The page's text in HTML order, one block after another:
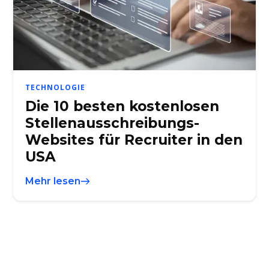
TECHNOLOGIE
Die 10 besten kostenlosen
Stellenausschreibungs-
Websites für Recruiter in den
USA
Mehr lesen